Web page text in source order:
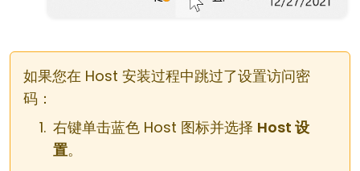
如果您在 Host 安装过程中跳过了设置访问密
码：
右键单击蓝色 Host 图标并选择 Host 设
置。